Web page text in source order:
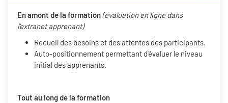
En amont de la formation(évaluation en ligne dans
l'extranet apprenant)
Recueil des besoins et des attentes des participants.
Auto-positionnement permettant d'évaluer le niveau
initial des apprenants.
Tout au long de la formation